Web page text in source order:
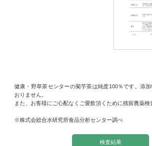
健康・野草茶センターの菊芋茶は純度100％です。添
おりません。
また、お客様にご心配なくご愛飲頂くために残留農薬検
※株式会総合水研究所食品分析センター調べ
検査結果